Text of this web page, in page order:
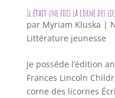
Il était une fois la corne des
par Myriam Kluska |
Littérature jeunesse
Je possède l’édition
Frances Lincoln
corne des licornes